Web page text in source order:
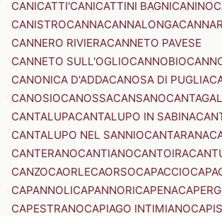
CANICATTI'CANICATTINI BAGNICANINO
CANISTROCANNACANNALONGA
CANNERO RIVIERACANNETO PAVESE
CANNETO SULL'OGLIOCANNOBIO
CANONICA D'ADDACANOSA DI PUGLIA
CANOSIOCANOSSACANSANO
CANTALUPACANTALUPO IN SABINA
CANTALUPO NEL SANNIOCANTARANA
CANTERANOCANTIANOCANTOIRA
CANZOCAORLECAORSOCAPACCIO
CAPANNOLICAPANNORICAPENA
CAPESTRANOCAPIAGO INTIMIANO